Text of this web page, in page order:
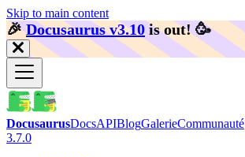
Skip to main content
🎉️Docusaurus v3.10 is out! 🥳️
DocusaurusDocsAPIBlogGalerieCommunauté
3.7.0